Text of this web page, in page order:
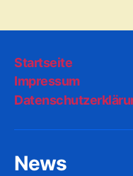
Startseite
Impressum
News